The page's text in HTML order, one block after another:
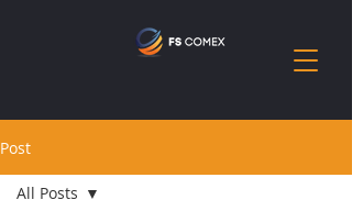
Post
All Posts